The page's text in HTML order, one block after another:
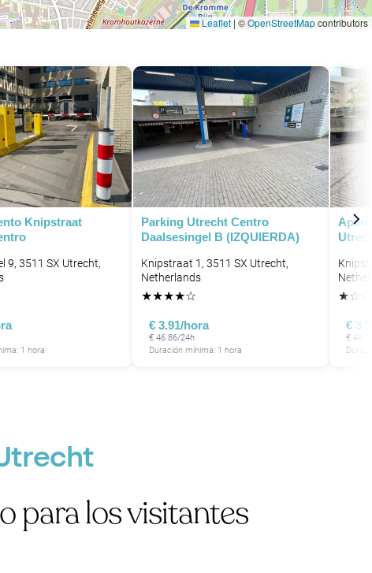
Leaflet | ©OpenStreetMapcontributors
Knipstraat
9, 3511 SX Utrecht,
1 hora
Parking Utrecht Centro
Daalsesingel B (IZQUIERDA)
Knipstraat 1, 3511 SX Utrecht,
Netherlands
★★★★☆
€ 3.91/hora
€ 46.86/24h
Duración mínima: 1 hora
★☆
€
€
para los visitantes